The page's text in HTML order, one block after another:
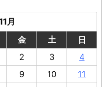
月
金 土
日
2 3
4
9 10
11